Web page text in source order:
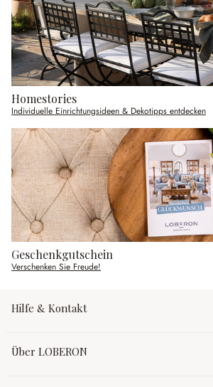
Homestories
Individuelle Einrichtungsideen & Dekotipps entdecken
Geschenkgutschein
Verschenken Sie Freude!
Hilfe & Kontakt
Über LOBERON